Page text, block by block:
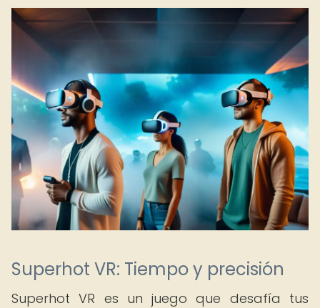
Superhot VR: Tiempo y precisión
Superhot VR es un juego que desafía tus